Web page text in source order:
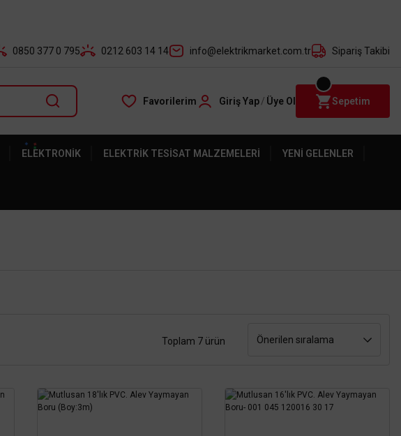
0850 377 0 795 0212 603 14 14 info@elektrikmarket.com.tr Sipariş Takibi
Favorilerim Giriş Yap/ Üye Ol Sepetim
ELEKTRONIK ELEKTRIK TESISAT MALZEMELERI YENI GELENLER
Toplam 7 ürün